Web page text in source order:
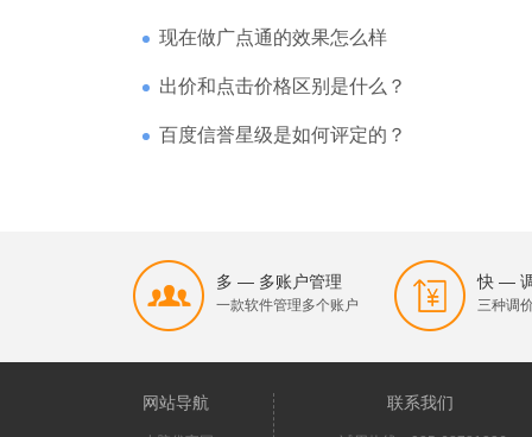
现在做广点通的效果怎么样
出价和点击价格区别是什么？
百度信誉星级是如何评定的？
多 — 多账户管理
一款软件管理多个账户
快 —
三种调
网站导航 联系我们